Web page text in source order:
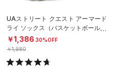
UAストリート クエスト アーマード
ライ ソックス（バスケットボール/U
NISEX）
￥1,386 30%OFF
￥1,980